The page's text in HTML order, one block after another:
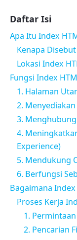
Daftar Isi
Apa Itu Index
Kenapa Disebut
Lokasi Index
Fungsi Index
1. Halaman
2.
3.
4.
Experience)
5. Mendukung
6. Berfungsi
Bagaimana
Proses Kerja
1.
2. Pencarian